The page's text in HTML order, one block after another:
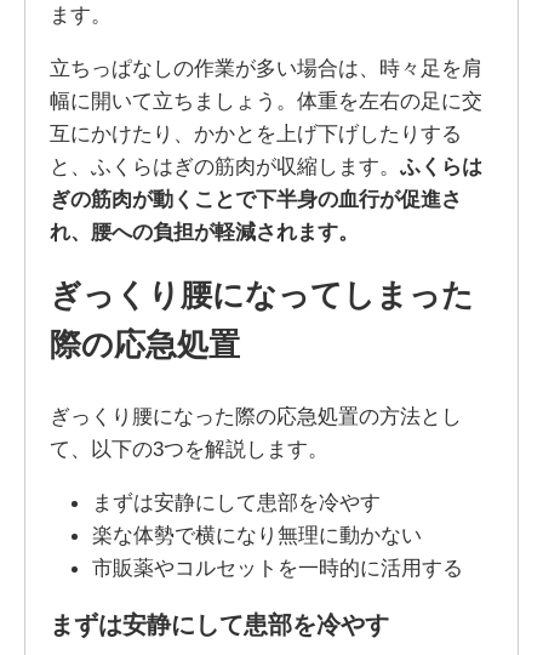
ます。
立ちっぱなしの作業が多い場合は、時々足を肩
幅に開いて立ちましょう。体重を左右の足に交
互にかけたり、かかとを上げ下げしたりする
と、ふくらはぎの筋肉が収縮します。 ふくらは
ぎの筋肉が動くことで下半身の血行が促進さ
れ、腰への負担が軽減されます。
ぎっくり腰になってしまった
際の応急処置
ぎっくり腰になった際の応急処置の方法とし
て、以下の3つを解説します。
まずは安静にして患部を冷やす
楽な体勢で横になり無理に動かない
市販薬やコルセットを一時的に活用する
まずは安静にして患部を冷やす